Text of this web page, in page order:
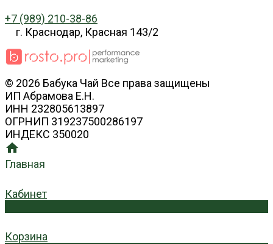
+7 (989) 210-38-86
г. Краснодар, Красная 143/2
© 2026 Бабука Чай Все права защищены
ИП Абрамова Е.Н.
ИНН 232805613897
ОГРНИП 319237500286197
ИНДЕКС 350020
Главная
Кабинет
Корзина